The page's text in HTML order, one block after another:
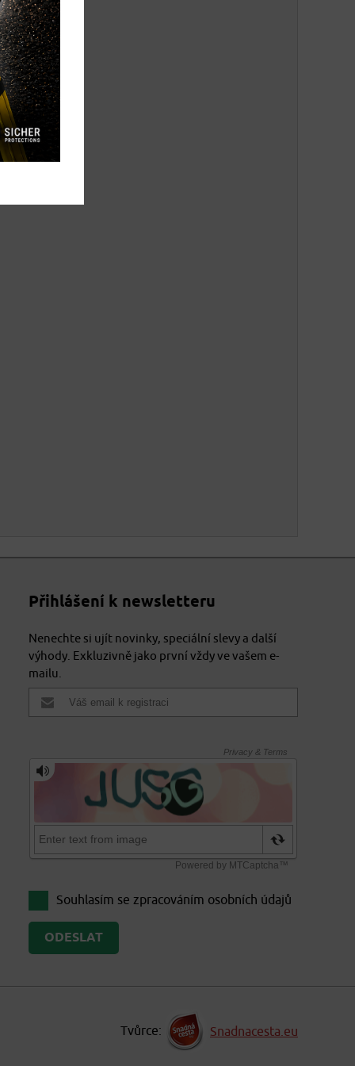
Přihlášení k newsletteru
Nenechte si ujít novinky, speciální slevy a další
výhody. Exkluzivně jako první vždy ve vašem e-
mailu.
Souhlasím se zpracováním osobních údajů
Tvůrce: Snadnacesta.eu